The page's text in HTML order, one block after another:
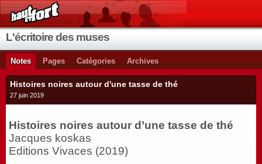
L'écritoire des muses
Notes Pages Catégories Archives
Histoires noires autour d'une tasse de thé
27 juin 2019
Histoires noires autour d’une tasse de thé
Jacques koskas
Editions Vivaces (2019)